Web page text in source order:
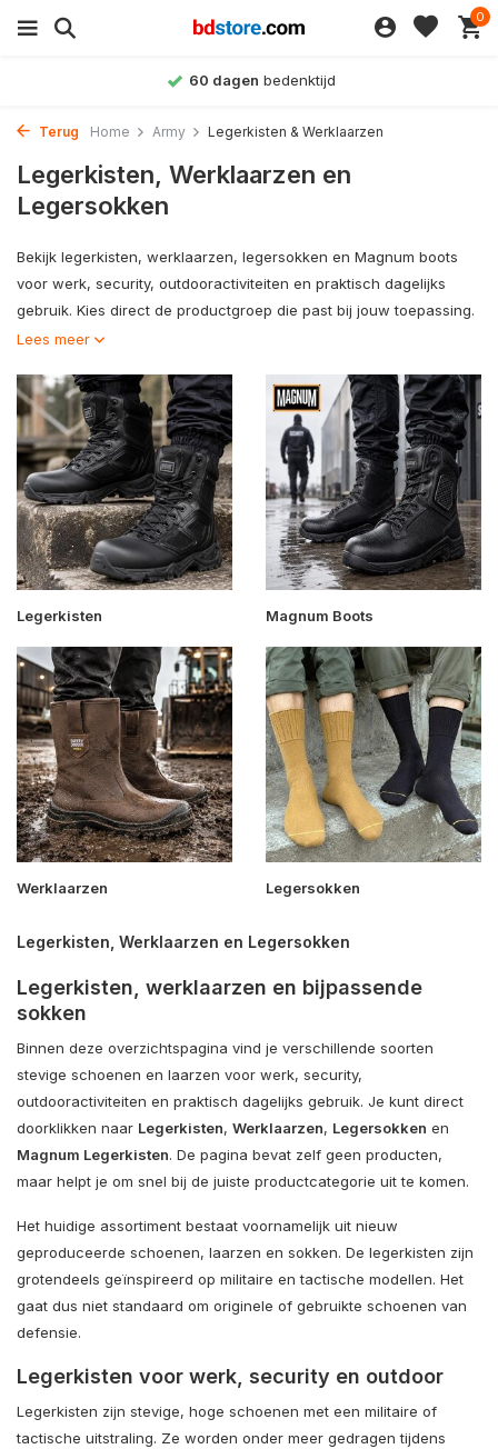
0
60 dagen bedenktijd
Terug Home Army Legerkisten & Werklaarzen
Legerkisten, Werklaarzen en
Legersokken
Bekijk legerkisten, werklaarzen, legersokken en Magnum boots
voor werk, security, outdooractiviteiten en praktisch dagelijks
gebruik. Kies direct de productgroep die past bij jouw toepassing.
Lees meer
Legerkisten Magnum Boots
Werklaarzen Legersokken
Legerkisten, Werklaarzen en Legersokken
Legerkisten, werklaarzen en bijpassende
sokken
Binnen deze overzichtspagina vind je verschillende soorten
stevige schoenen en laarzen voor werk, security,
outdooractiviteiten en praktisch dagelijks gebruik. Je kunt direct
doorklikken naar Legerkisten, Werklaarzen, Legersokken en
Magnum Legerkisten. De pagina bevat zelf geen producten,
maar helpt je om snel bij de juiste productcategorie uit te komen.
Het huidige assortiment bestaat voornamelijk uit nieuw
geproduceerde schoenen, laarzen en sokken. De legerkisten zijn
grotendeels geïnspireerd op militaire en tactische modellen. Het
gaat dus niet standaard om originele of gebruikte schoenen van
defensie.
Legerkisten voor werk, security en outdoor
Legerkisten zijn stevige, hoge schoenen met een militaire of
tactische uitstraling. Ze worden onder meer gedragen tijdens